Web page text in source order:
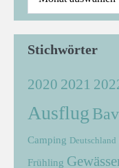
Stichwörter
2020 2021
Ausflug
Camping Deutschland
Frühling